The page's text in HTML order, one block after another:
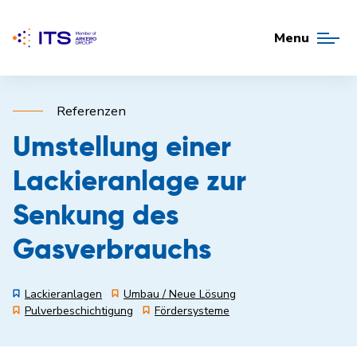
Menu
Referenzen
Umstellung einer
Lackieranlage zur
Senkung des
Gasverbrauchs
Lackieranlagen
Umbau / Neue Lösung
Pulverbeschichtigung
Fördersysteme